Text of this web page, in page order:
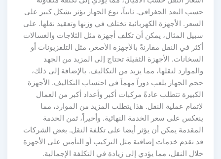
حسب البعد الجغرافي. ثانياً، نوع الجهاز يؤثر بشكل كبير على
السعر. الأجهزة الكهربائية تختلف في وزنها وتعقيد نقلها. على
سبيل المثال، يمكن أن تكلف أجهزة مثل الثلاجات والغسالات
أكثر في النقل مقارنةً بالأجهزة الأصغر، مثل التلفزيونات أو
السخانات. الأجهزة الثقيلة تحتاج إلى المزيد من الجهد
والموارد لنقلها، مما يزيد من التكاليف. بالإضافة إلى ذلك،
حجم الجهاز يلعب دوراً مهماً في احتساب التكاليف. الأجهزة
الكبيرة تتطلب عادةً مركبات أكبر وأعداد أكبر من العمال
لإتمام عملية النقل. هذا يتطلب المزيد من الموارد، مما
ينعكس على سعر الخدمة النهائية. وأخيراً، ثمن الخدمة
المقدمة يمكن أن يؤثر أيضا على تكلفة النقل. بعض الشركات
قد تقدم خدمات إضافية مثل التركيب أو التأمين على الأجهزة
خلال النقل، مما يؤدي إلى زيادة في التكلفة الإجمالية.